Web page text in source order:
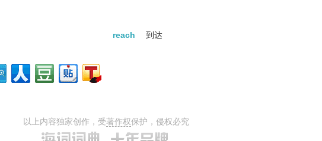
reach 到达
以上内容独家创作，受著作权保护，侵权必究